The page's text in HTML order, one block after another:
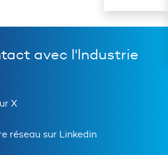
avec l'Industrie
X
réseau sur Linkedin